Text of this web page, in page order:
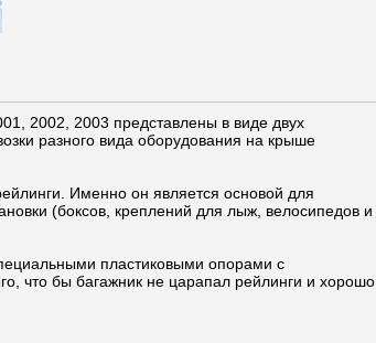
2002, 2003 представлены в виде двух
разного вида оборудования на крыше
Именно он является основой для
(боксов, креплений для лыж, велосипедов и
пластиковыми опорами с
что бы багажник не царапал рейлинги и хорошо